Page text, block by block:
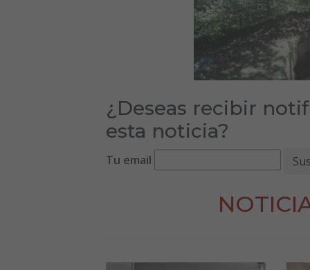
¿Deseas recibir
esta noticia?
Tu email